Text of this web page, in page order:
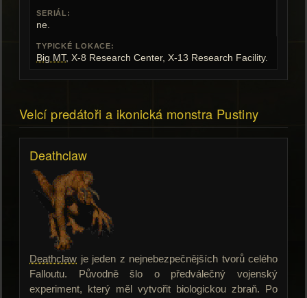
SERIÁL:
ne.
TYPICKÉ LOKACE:
Big MT, X-8 Research Center, X-13 Research Facility.
Velcí predátoři a ikonická monstra Pustiny
Deathclaw
Deathclaw je jeden z nejnebezpečnějších tvorů celého
Falloutu. Původně šlo o předválečný vojenský
experiment, který měl vytvořit biologickou zbraň. Po